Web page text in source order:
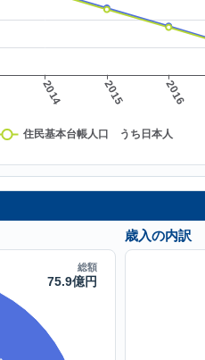
歳入の内訳